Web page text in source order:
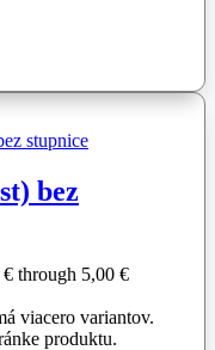
bez
through 5,00 €
viacero variantov.
produktu.